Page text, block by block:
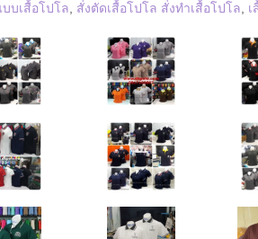
บเสื้อโปโล สั่งตัดเสื้อโปโล สั่งทำเสื้อโปโล